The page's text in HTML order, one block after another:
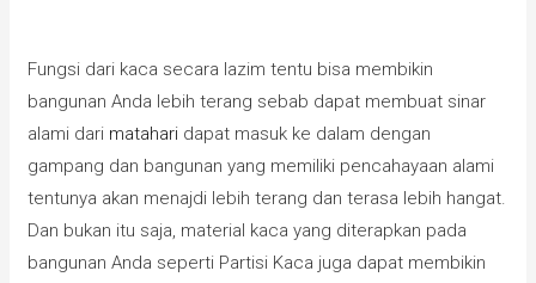
Fungsi dari kaca secara lazim tentu bisa membikin
bangunan Anda lebih terang sebab dapat membuat sinar
alami dari matahari dapat masuk ke dalam dengan
gampang dan bangunan yang memiliki pencahayaan alami
tentunya akan menajdi lebih terang dan terasa lebih hangat.
Dan bukan itu saja, material kaca yang diterapkan pada
bangunan Anda seperti Partisi Kaca juga dapat membikin